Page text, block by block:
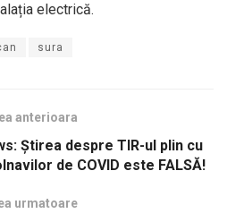
electrică.
sura
anterioara
Știrea despre TIR-ul plin cu
de COVID este FALSĂ!
urmatoare